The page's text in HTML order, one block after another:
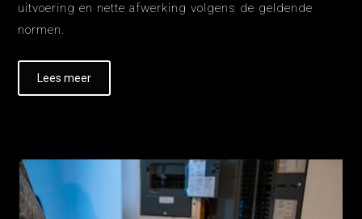
uitvoering en nette afwerking volgens de geldende
normen.
Lees meer